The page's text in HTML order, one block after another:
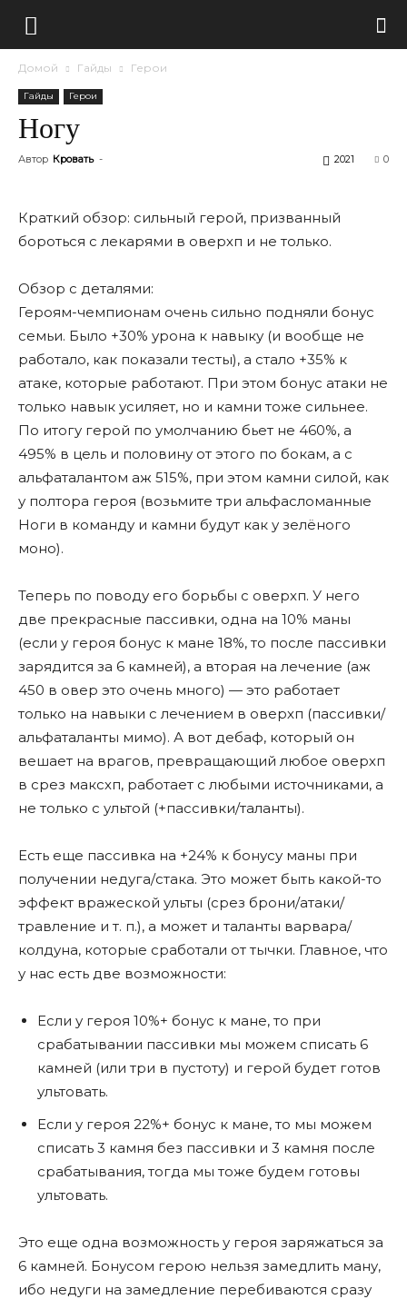
Домой Гайды Герои
Гайды Герои
Ногу
Автор Кровать - 0
2021
Краткий обзор: сильный герой, призванный
бороться с лекарями в оверхп и не только.
Обзор с деталями:
Героям-чемпионам очень сильно подняли бонус
семьи. Было +30% урона к навыку (и вообще не
работало, как показали тесты), а стало +35% к
атаке, которые работают. При этом бонус атаки не
только навык усиляет, но и камни тоже сильнее.
По итогу герой по умолчанию бьет не 460%, а
495% в цель и половину от этого по бокам, а с
альфаталантом аж 515%, при этом камни силой, как
у полтора героя (возьмите три альфасломанные
Ноги в команду и камни будут как у зелёного
моно).
Теперь по поводу его борьбы с оверхп. У него
две прекрасные пассивки, одна на 10% маны
(если у героя бонус к мане 18%, то после пассивки
зарядится за 6 камней), а вторая на лечение (аж
450 в овер это очень много) — это работает
только на навыки с лечением в оверхп (пассивки/
альфаталанты мимо). А вот дебаф, который он
вешает на врагов, превращающий любое оверхп
в срез максхп, работает с любыми источниками, а
не только с ультой (+пассивки/таланты).
Есть еще пассивка на +24% к бонусу маны при
получении недуга/стака. Это может быть какой-то
эффект вражеской ульты (срез брони/атаки/
травление и т. п.), а может и таланты варвара/
колдуна, которые сработали от тычки. Главное, что
у нас есть две возможности:
Если у героя 10%+ бонус к мане, то при
срабатывании пассивки мы можем списать 6
камней (или три в пустоту) и герой будет готов
ультовать.
Если у героя 22%+ бонус к мане, то мы можем
списать 3 камня без пассивки и 3 камня после
срабатывания, тогда мы тоже будем готовы
ультовать.
Это еще одна возможность у героя заряжаться за
6 камней. Бонусом герою нельзя замедлить ману,
ибо недуги на замедление перебиваются сразу